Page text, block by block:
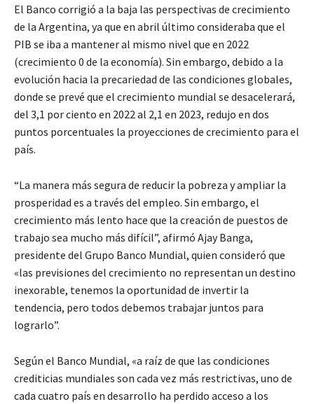
El Banco corrigió a la baja las perspectivas de crecimiento
de la Argentina, ya que en abril último consideraba que el
PIB se iba a mantener al mismo nivel que en 2022
(crecimiento 0 de la economía). Sin embargo, debido a la
evolución hacia la precariedad de las condiciones globales,
donde se prevé que el crecimiento mundial se desacelerará,
del 3,1 por ciento en 2022 al 2,1 en 2023, redujo en dos
puntos porcentuales la proyecciones de crecimiento para el
país.
“La manera más segura de reducir la pobreza y ampliar la
prosperidad es a través del empleo. Sin embargo, el
crecimiento más lento hace que la creación de puestos de
trabajo sea mucho más difícil”, afirmó Ajay Banga,
presidente del Grupo Banco Mundial, quien consideró que
«las previsiones del crecimiento no representan un destino
inexorable, tenemos la oportunidad de invertir la
tendencia, pero todos debemos trabajar juntos para
lograrlo”.
Según el Banco Mundial, «a raíz de que las condiciones
crediticias mundiales son cada vez más restrictivas, uno de
cada cuatro país en desarrollo ha perdido acceso a los